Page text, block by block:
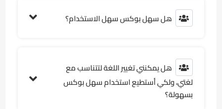
هل سهل بوكس سهل الاستخدام؟
هل يمكنني تغيير اللغة لتتناسب مع
لغتي، ولكي أستطيع استخدام سهل بوكس
بسهولة؟